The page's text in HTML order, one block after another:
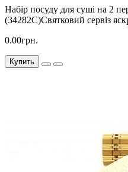
Набір посуду для суші на 2
(34282C)Святковий сервіз
0.00грн.
Купить